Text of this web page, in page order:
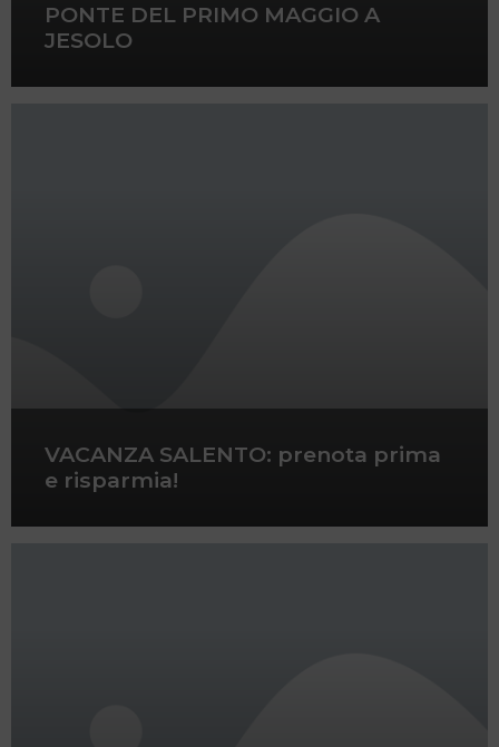
PONTE DEL PRIMO MAGGIO A
JESOLO
VACANZA SALENTO: prenota prima
e risparmia!